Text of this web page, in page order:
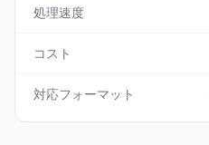
処理速度
コスト
対応フォーマット